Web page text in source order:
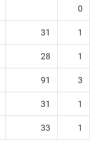
0
31 1
28 1
91 3
31 1
33 1